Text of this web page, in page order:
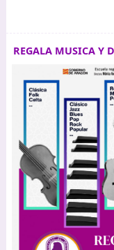
REGALA MUSICA Y